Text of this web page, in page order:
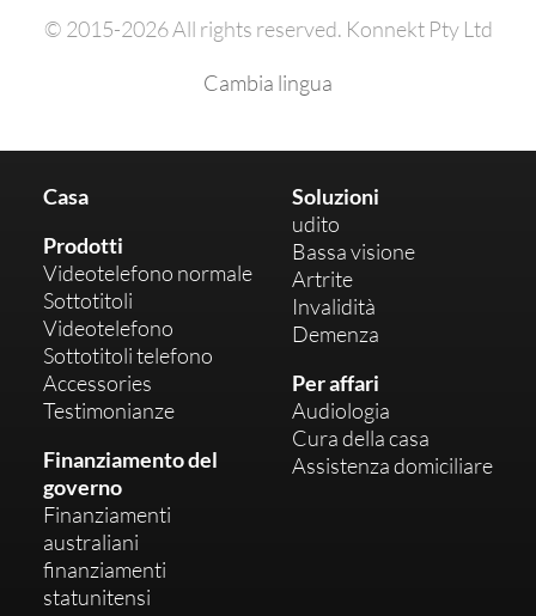
© 2015-2026 All rights reserved. Konnekt Pty Ltd
Cambia lingua
Casa
Prodotti
Videotelefono normale
Sottotitoli
Videotelefono
Sottotitoli telefono
Accessories
Testimonianze
Finanziamento del
governo
Finanziamenti
australiani
finanziamenti
statunitensi
Soluzioni
udito
Bassa visione
Artrite
Invalidità
Demenza
Per affari
Audiologia
Cura della casa
Assistenza domiciliare